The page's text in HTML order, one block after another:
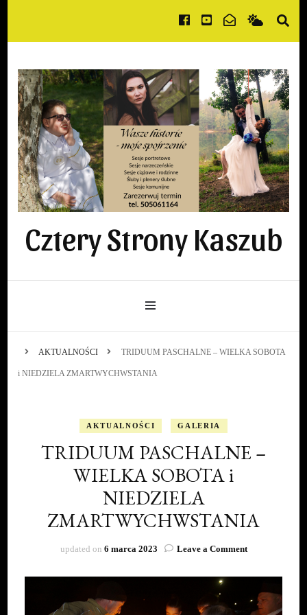
Cztery Strony Kaszub
AKTUALNOŚCI TRIDUUM PASCHALNE – WIELKA SOBOTA
i NIEDZIELA ZMARTWYCHWSTANIA
AKTUALNOŚCI GALERIA
TRIDUUM PASCHALNE –
WIELKA SOBOTA i
NIEDZIELA
ZMARTWYCHWSTANIA
updated on 6 marca 2023 Leave a Commenton
PASCHALNE –
SOBOTA